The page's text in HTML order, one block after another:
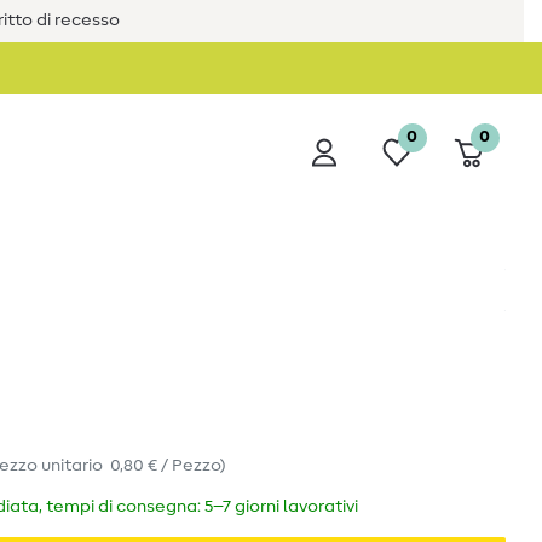
di recesso
0 0
unitario 0,80 € / Pezzo)
tempi di consegna: 5–7 giorni lavorativi